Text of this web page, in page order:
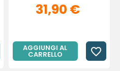
31,90 €
AGGIUNGI AL
CARRELLO favorite_border